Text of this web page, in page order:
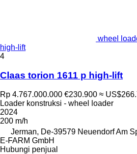
wheel
high-lift
4
Claas torion 1611 p high-lift
Rp 4.767.000.000 €230.900 ≈
Loader konstruksi - wheel loader
2024
200 m/h
Jerman, De-39579 Neuendorf Am
E-FARM GmbH
Hubungi penjual